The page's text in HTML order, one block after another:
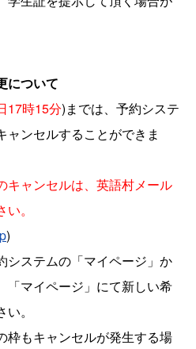
について
17時15分)までは、予約システ
ャンセルすることができま
キャンセルは、英語村メール
。
)
システムの「マイページ」か
「マイページ」にて新しい希
。
枠もキャンセルが発生する場